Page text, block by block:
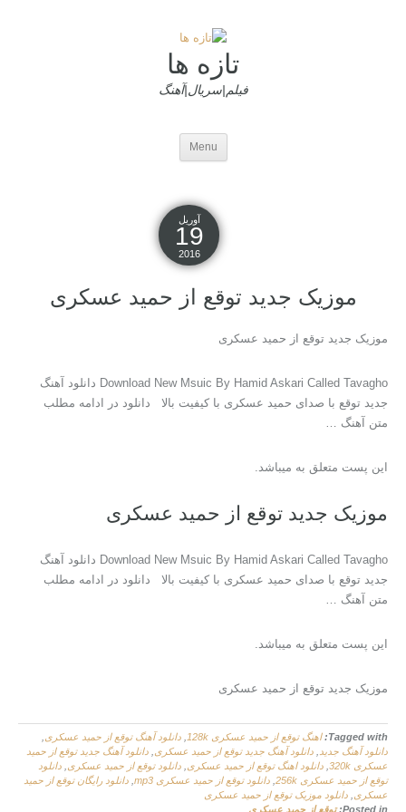
تازه ها
فیلم|سریال|آهنگ
Menu
آوریل
19
2016
موزیک جدید توقع از حمید عسکری
موزیک جدید توقع از حمید عسکری
Download New Msuic By Hamid Askari Called Tavagho دانلود آهنگ
جدید توقع با صدای حمید عسکری با کیفیت بالا دانلود در ادامه مطلب
متن آهنگ …
این پست متعلق به میباشد.
موزیک جدید توقع از حمید عسکری
Download New Msuic By Hamid Askari Called Tavagho دانلود آهنگ
جدید توقع با صدای حمید عسکری با کیفیت بالا دانلود در ادامه مطلب
متن آهنگ …
این پست متعلق به میباشد.
موزیک جدید توقع از حمید عسکری
Tagged with: اهنگ توقع از حمید عسکری 128k دانلود آهنگ توقع از حمید عسکری
دانلود آهنگ جدید
دانلود آهنگ جدید توقع از حمید عسکری دانلود آهنگ جدید توقع از حمید
عسکری 320k
دانلود اهنگ توقع از حمید عسکری دانلود توقع از حمید عسکری دانلود
توقع از حمید عسکری 256k
دانلود توقع از حمید عسکری mp3
دانلود رایگان توقع از حمید
عسکری دانلود موزیک توقع از حمید عسکری
Posted in: توقع از حمید عسکری